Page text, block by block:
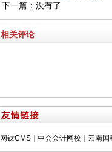
下一篇：没有了
相关评论
网钛CMS 中会会计网校 云南国